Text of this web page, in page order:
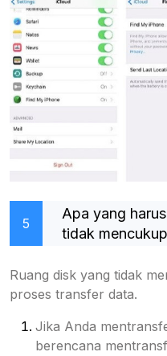
5
Apa yang
tidak
Ruang disk yang tidak
proses transfer data.
Jika Anda
berencana